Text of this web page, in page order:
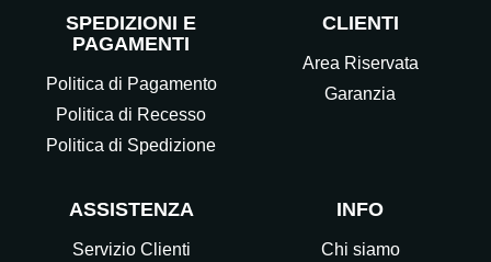
SPEDIZIONI E
PAGAMENTI
Politica di Pagamento
Politica di Recesso
Politica di Spedizione
CLIENTI
Area Riservata
Garanzia
ASSISTENZA
Servizio Clienti
INFO
Chi siamo